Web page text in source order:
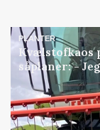
PLANTER
Kvælstofkaos
såplaner: -